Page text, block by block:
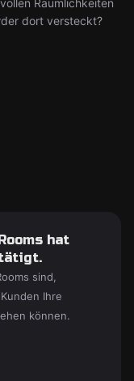
Räumlichkeiten
dort versteckt?
hat
sind,
Ihre
können.